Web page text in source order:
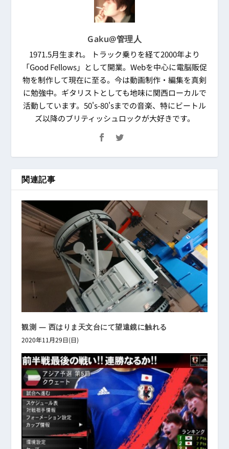
Gaku@管理人
1971.5月生まれ。 トラック乗りを経て2000年より
「Good Fellows」として開業。Webを中心に電脳販促
物を制作して現在に至る。今は動画制作・編集を真剣
に勉強中。ギタリストとしても地味に関西ローカルで
活動しています。50's-80'sまでの音楽、特にビートル
ズ以降のブリティッシュロックが大好きです。
関連記事
観測 ― 西はりま天文台にて望遠鏡に触れる
2020年11月29日(日)